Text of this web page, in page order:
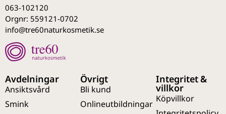
063-102120
Orgnr: 559121-0702
info@tre60naturkosmetik.se
Avdelningar
Ansiktsvård
Smink
Övrigt
Bli kund
Onlineutbildningar
Integritet &
villkor
Köpvillkor